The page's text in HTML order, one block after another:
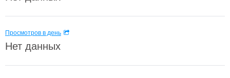
Просмотров в день
Нет данных